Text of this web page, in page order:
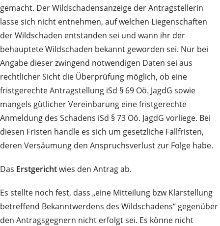
gemacht. Der Wildschadensanzeige der Antragstellerin
lasse sich nicht entnehmen, auf welchen Liegenschaften
der Wildschaden entstanden sei und wann ihr der
behauptete Wildschaden bekannt geworden sei. Nur bei
Angabe dieser zwingend notwendigen Daten sei aus
rechtlicher Sicht die Überprüfung möglich, ob eine
fristgerechte Antragstellung iSd § 69 Oö. JagdG sowie
mangels gütlicher Vereinbarung eine fristgerechte
Anmeldung des Schadens iSd § 73 Oö. JagdG vorliege. Bei
diesen Fristen handle es sich um gesetzliche Fallfristen,
deren Versäumung den Anspruchsverlust zur Folge habe.
Das Erstgerichtwies den Antrag ab.
Es stellte noch fest, dass „eine Mitteilung bzw Klarstellung
betreffend Bekanntwerdens des Wildschadens“ gegenüber
den Antragsgegnern nicht erfolgt sei. Es könne nicht